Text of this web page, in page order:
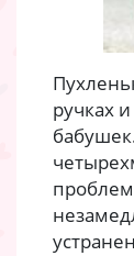
ручках